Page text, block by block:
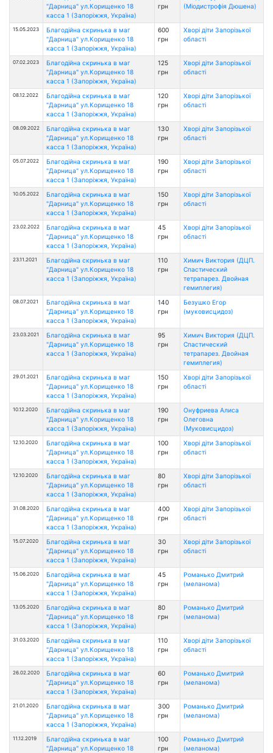
"Дарница" ул.Корищенко 18
касса 1 (Запоріжжя, Україна)
грн
(Міодистрофія Дюшена)
15.05.2023
Благодійна скринька в маг
"Дарница" ул.Корищенко 18
касса 1 (Запоріжжя, Україна)
600
грн
Хворі діти Запорізької
області
07.02.2023
Благодійна скринька в маг
"Дарница" ул.Корищенко 18
касса 1 (Запоріжжя, Україна)
125
грн
Хворі діти Запорізької
області
08.12.2022
Благодійна скринька в маг
"Дарница" ул.Корищенко 18
касса 1 (Запоріжжя, Україна)
120
грн
Хворі діти Запорізької
області
08.09.2022
Благодійна скринька в маг
"Дарница" ул.Корищенко 18
касса 1 (Запоріжжя, Україна)
130
грн
Хворі діти Запорізької
області
05.07.2022
Благодійна скринька в маг
"Дарница" ул.Корищенко 18
касса 1 (Запоріжжя, Україна)
190
грн
Хворі діти Запорізької
області
10.05.2022
Благодійна скринька в маг
"Дарница" ул.Корищенко 18
касса 1 (Запоріжжя, Україна)
150
грн
Хворі діти Запорізької
області
23.02.2022
Благодійна скринька в маг
"Дарница" ул.Корищенко 18
касса 1 (Запоріжжя, Україна)
45
грн
Хворі діти Запорізької
області
23.11.2021
Благодійна скринька в маг
"Дарница" ул.Корищенко 18
касса 1 (Запоріжжя, Україна)
110
грн
Химич Виктория (ДЦП.
Спастический
тетрапарез. Двойная
гемиплегия)
08.07.2021
Благодійна скринька в маг
"Дарница" ул.Корищенко 18
касса 1 (Запоріжжя, Україна)
140
грн
Безушко Егор
(муковисцидоз)
23.03.2021
Благодійна скринька в маг
"Дарница" ул.Корищенко 18
касса 1 (Запоріжжя, Україна)
95
грн
Химич Виктория (ДЦП.
Спастический
тетрапарез. Двойная
гемиплегия)
29.01.2021
Благодійна скринька в маг
"Дарница" ул.Корищенко 18
касса 1 (Запоріжжя, Україна)
150
грн
Хворі діти Запорізької
області
10.12.2020
Благодійна скринька в маг
"Дарница" ул.Корищенко 18
касса 1 (Запоріжжя, Україна)
190
грн
Онуфриева Алиса
Олеговна
(Муковисцидоз)
12.10.2020
Благодійна скринька в маг
"Дарница" ул.Корищенко 18
касса 1 (Запоріжжя, Україна)
100
грн
Хворі діти Запорізької
області
12.10.2020
Благодійна скринька в маг
"Дарница" ул.Корищенко 18
касса 1 (Запоріжжя, Україна)
80
грн
Хворі діти Запорізької
області
31.08.2020
Благодійна скринька в маг
"Дарница" ул.Корищенко 18
касса 1 (Запоріжжя, Україна)
400
грн
Хворі діти Запорізької
області
15.07.2020
Благодійна скринька в маг
"Дарница" ул.Корищенко 18
касса 1 (Запоріжжя, Україна)
30
грн
Хворі діти Запорізької
області
15.06.2020
Благодійна скринька в маг
"Дарница" ул.Корищенко 18
касса 1 (Запоріжжя, Україна)
45
грн
Романько Дмитрий
(меланома)
13.05.2020
Благодійна скринька в маг
"Дарница" ул.Корищенко 18
касса 1 (Запоріжжя, Україна)
80
грн
Романько Дмитрий
(меланома)
31.03.2020
Благодійна скринька в маг
"Дарница" ул.Корищенко 18
касса 1 (Запоріжжя, Україна)
110
грн
Хворі діти Запорізької
області
26.02.2020
Благодійна скринька в маг
"Дарница" ул.Корищенко 18
касса 1 (Запоріжжя, Україна)
60
грн
Романько Дмитрий
(меланома)
21.01.2020
Благодійна скринька в маг
"Дарница" ул.Корищенко 18
касса 1 (Запоріжжя, Україна)
300
грн
Романько Дмитрий
(меланома)
11.12.2019
Благодійна скринька в маг
"Дарница" ул.Корищенко 18
100
грн
Романько Дмитрий
(меланома)